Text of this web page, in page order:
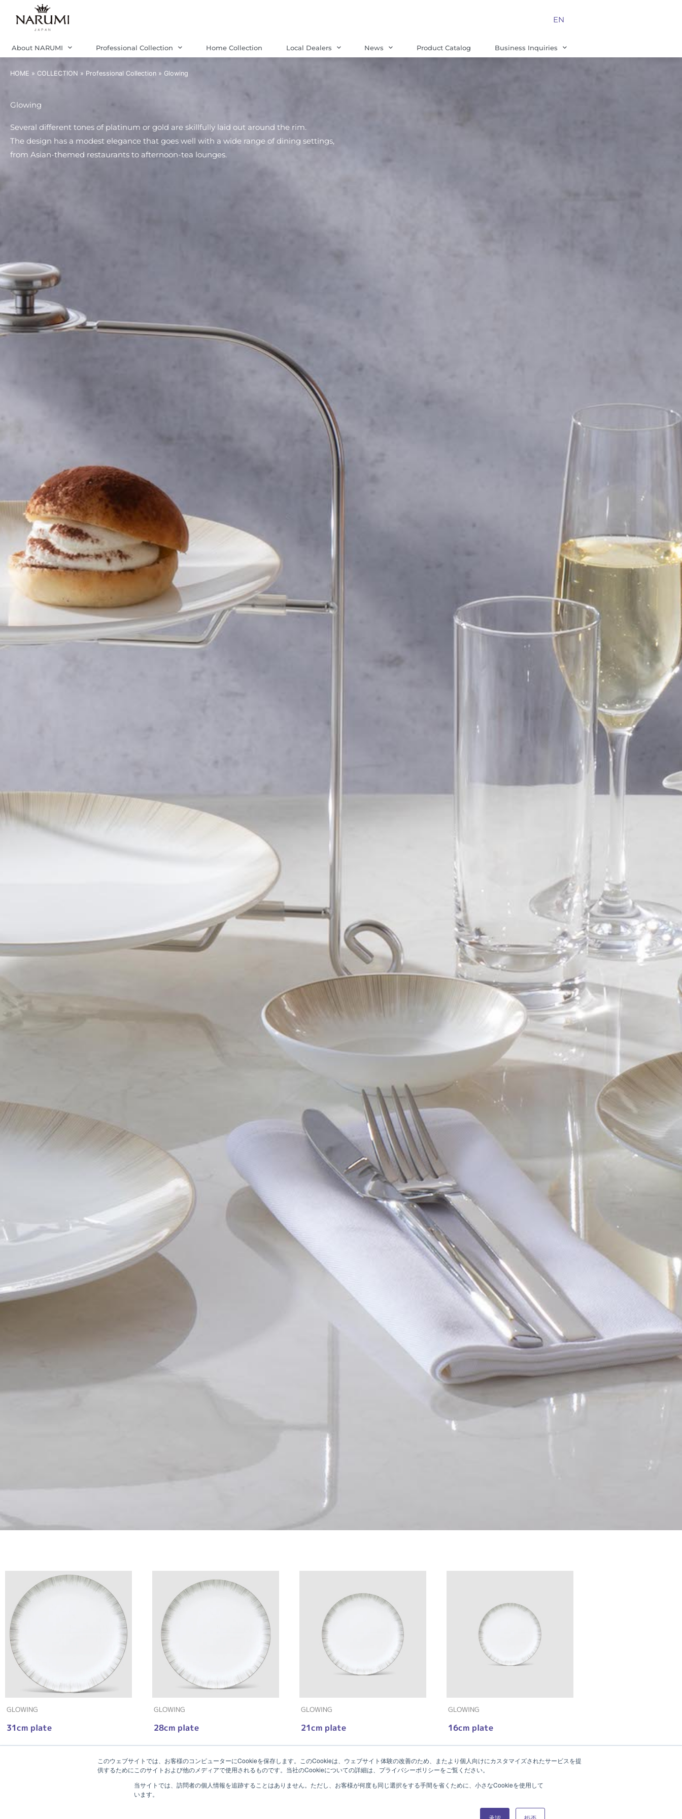
このウェブサイトでは、お客様のコンピューターにCookieを保存します。このCookieは、ウェブサイト体験の改善のため、またより個人向けにカスタマイズされたサービスを提
供するためにこのサイトおよび他のメディアで使用されるものです。当社のCookieについての詳細は、プライバシーポリシーをご覧ください。
当サイトでは、訪問者の個人情報を追跡することはありません。ただし、お客様が何度も同じ選択をする手間を省くために、小さなCookieを使用して
います。
EN
About NARUMI Professional Collection Home Collection Local Dealers News Product Catalog Business Inquiries
HOME » COLLECTION » Professional Collection » Glowing
Glowing
Several different tones of platinum or gold are skillfully laid out around the rim.
The design has a modest elegance that goes well with a wide range of dining settings,
from Asian-themed restaurants to afternoon-tea lounges.
GLOWING
31cm plate
GLOWING
28cm plate
GLOWING
21cm plate
GLOWING
16cm plate